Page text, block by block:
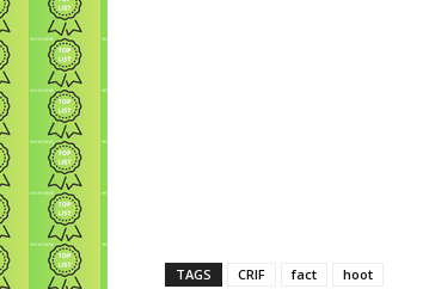
TAGS CRIF fact hoot